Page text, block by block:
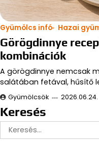
Gyümölcs infó Hazai
Görögdinnye
kombinációk
A görögdinnye nemcsak
salátában fetával, hűsítő
Gyümölcsök 2026.06.24.
Keresés
Keresés: